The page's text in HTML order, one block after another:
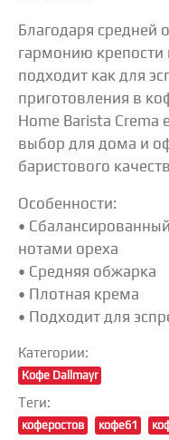
Благодаря средней
гармонию крепости
подходит как для
приготовления в
Home Barista Crema
выбор для дома и
баристового
Особенности:
•
нотами ореха
• Средняя обжарка
• Плотная крема
• Подходит для
Категории:
Кофе Dallmayr
Теги:
коферостов кофе61